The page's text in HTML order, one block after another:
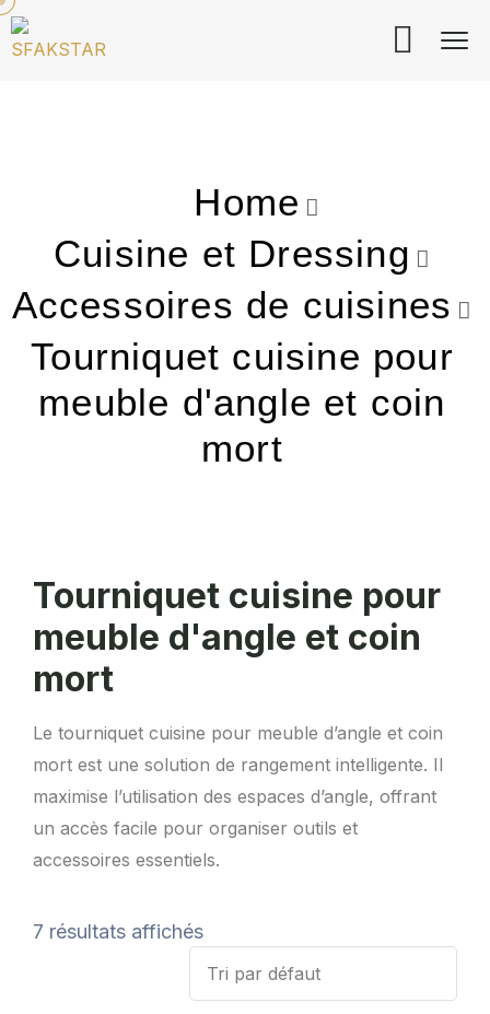
Home
Cuisine et Dressing
Accessoires de cuisines
Tourniquet cuisine pour
meuble d'angle et coin
mort
Tourniquet cuisine pour
meuble d'angle et coin
mort
Le tourniquet cuisine pour meuble d’angle et coin
mort est une solution de rangement intelligente. Il
maximise l’utilisation des espaces d’angle, offrant
un accès facile pour organiser outils et
accessoires essentiels.
7 résultats affichés